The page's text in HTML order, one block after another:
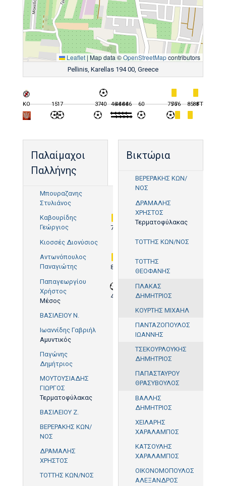
Leaflet | Map data ©OpenStreetMapcontributors
Pellinis, Karellas 194 00, Greece
KO 1517 3740 4646464646 60 757676 8588FT
Παλαίμαχοι
Παλλήνης
Μπουραζανης
Στυλιάνος
Καβουρίδης
Γεώργιος
76'
Κιοσσές Διονύσιος
Αντωνόπουλος
Παναγιώτης
88'
Παπαγεωργίου
Χρήστος
Μέσος
40'
ΒΑΣΙΛΕΙΟΥ Ν.
Ιωαννίδης Γαβριήλ
Αμυντικός
Παγώνης
Δημήτριος
ΜΟΥΤΟΥΣΙΑΔΗΣ
ΓΙΩΡΓΟΣ
Τερματοφύλακας
ΒΑΣΙΛΕΙΟΥ Ζ.
ΒΕΡΕΡΑΚΗΣ ΚΩΝ/
ΝΟΣ
ΔΡΑΜΑΛΗΣ
ΧΡΗΣΤΟΣ
ΤΟΤΤΗΣ ΚΩΝ/ΝΟΣ
Βικτώρια
ΒΕΡΕΡΑΚΗΣ ΚΩΝ/
ΝΟΣ
ΔΡΑΜΑΛΗΣ
ΧΡΗΣΤΟΣ
Τερματοφύλακας
ΤΟΤΤΗΣ ΚΩΝ/ΝΟΣ
ΤΟΤΤΗΣ
ΘΕΟΦΑΝΗΣ
ΠΛΑΚΑΣ
ΔΗΜΗΤΡΙΟΣ
ΚΟΥΡΤΗΣ ΜΙΧΑΗΛ
ΠΑΝΤΑΖΟΠΟΥΛΟΣ
ΙΩΑΝΝΗΣ
ΤΣΕΚΟΥΡΛΟΥΚΗΣ
ΔΗΜΗΤΡΙΟΣ
ΠΑΠΑΣΤΑΥΡΟΥ
ΘΡΑΣΥΒΟΥΛΟΣ
ΒΑΛΛΗΣ
ΔΗΜΗΤΡΙΟΣ
ΧΕΙΛΑΡΗΣ
ΧΑΡΑΛΑΜΠΟΣ
ΚΑΤΣΟΥΛΗΣ
ΧΑΡΑΛΑΜΠΟΣ
ΟΙΚΟΝΟΜΟΠΟΥΛΟΣ
ΑΛΕΞΑΝΔΡΟΣ